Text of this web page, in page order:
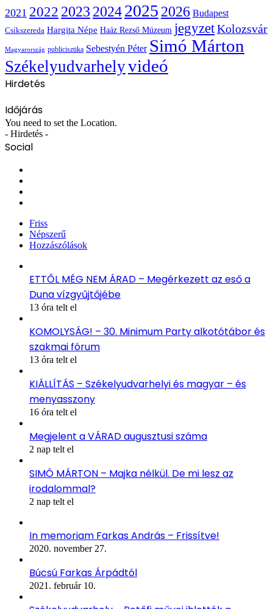
2021 2022 2023 20242025 2026 Budapest
Csíkszereda Hargita Népe Haáz Rezső Múzeum jegyzetKolozsvár
Magyarország publicisztika Sebestyén Péter Simó Márton
Székelyudvarhelyvideó
Hirdetés
Időjárás
You need to set the Location.
- Hirdetés -
Social
Friss
Népszerű
Hozzászólások
ETTŐL MÉG NEM ÁRAD – Megérkezett az eső a
Duna vízgyűjtőjébe
13 óra telt el
KOMOLYSÁG! – 30. Minimum Party alkotótábor és
szakmai fórum
13 óra telt el
KIÁLLÍTÁS – Székelyudvarhelyi és magyar – és
menyasszony
16 óra telt el
Megjelent a VÁRAD augusztusi száma
2 nap telt el
SIMÓ MÁRTON – Majka nélkül. De mi lesz az
irodalommal?
2 nap telt el
In memoriam Farkas András – Frissítve!
2020. november 27.
Búcsú Farkas Árpádtól
2021. február 10.